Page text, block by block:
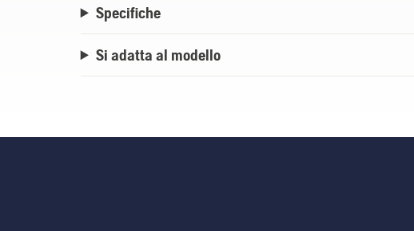
Specifiche
Si adatta al modello